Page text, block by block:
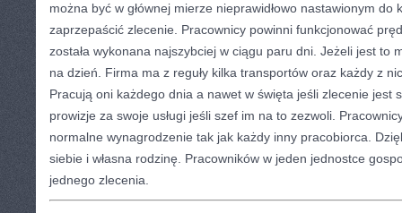
można być w głównej mierze nieprawidłowo nastawionym do
zaprzepaścić zlecenie. Pracownicy powinni funkcjonować
została wykonana najszybciej w ciągu paru dni. Jeżeli jest to
na dzień. Firma ma z reguły kilka transportów oraz każdy z
Pracują oni każdego dnia a nawet w święta jeśli zlecenie jest
prowizje za swoje usługi jeśli szef im na to zezwoli.
normalne wynagrodzenie tak jak każdy inny pracobiorca.
siebie i własna rodzinę. Pracowników w jeden jednostce
jednego zlecenia.